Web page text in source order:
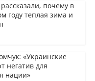
почему в
году теплая зима и
«Украинские
негатив для
нации»